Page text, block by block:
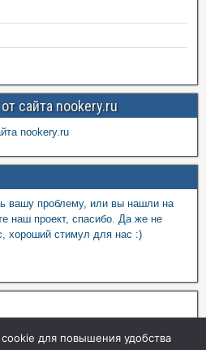
сайта nookery.ru
nookery.ru
вашу проблему, или вы нашли на
наш проект, спасибо. Да же не
хороший стимул для нас :)
для повышения удобства